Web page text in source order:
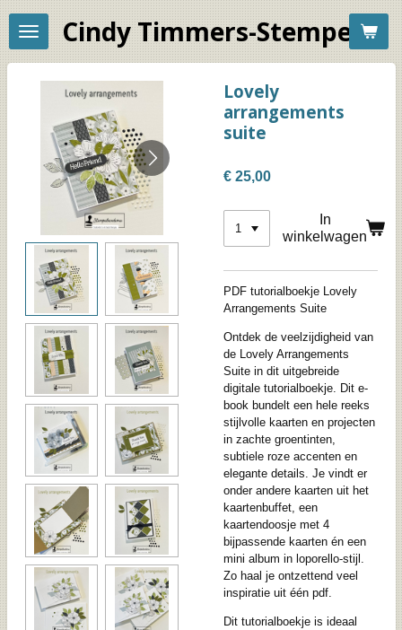
Ga
direct
naar
de
hoofdinhoud
Cindy Timmers-
Lovely
arrangements
suite
€ 25,00
In
winkelwagen
PDF tutorialboekje Lovely
Arrangements Suite
Ontdek de veelzijdigheid van
de Lovely Arrangements
Suite in dit uitgebreide
digitale tutorialboekje. Dit e-
book bundelt een hele reeks
stijlvolle kaarten en projecten
in zachte groentinten,
subtiele roze accenten en
elegante details. Je vindt er
onder andere kaarten uit het
kaartenbuffet, een
kaartendoosje met 4
bijpassende kaarten én een
mini album in loporello-stijl.
Zo haal je ontzettend veel
inspiratie uit één pdf.
Dit tutorialboekje is ideaal